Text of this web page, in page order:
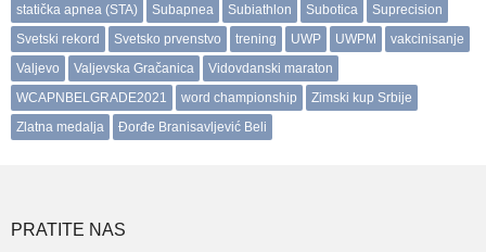
statička apnea (STA)
Subapnea Subiathlon Subotica
Suprecision
Svetski rekord
Svetsko prvenstvo trening UWP UWPM
vakcinisanje
Valjevo
Valjevska Gračanica
Vidovdanski maraton
WCAPNBELGRADE2021
word championship
Zimski kup Srbije
Zlatna medalja
Đorđe Branisavljević Beli
PRATITE NAS